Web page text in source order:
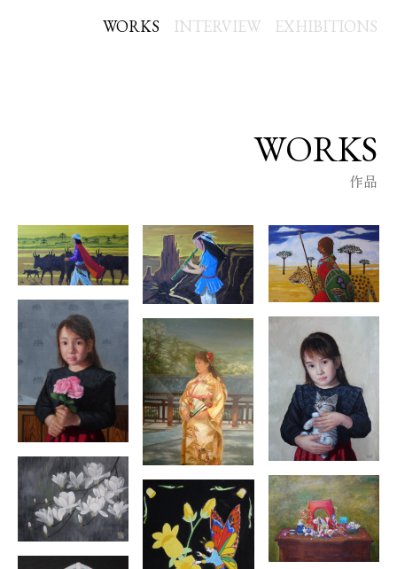
1982〜2013 panasonic研究開発勤務
2013〜2023 samsung日本研究所勤務
2003〜2007 武蔵野美術大学造形学部
油絵学科通信課程履修
2015〜生島浩主催
美術院COIN(コアン)所属
2017〜白日会所属
毎年度白日会東京展関西展に出展
2022日展東京展関西展に出展
毎年度美術院COIN展出展
他
WORKS INTERVIEW EXHIBITIONS
WORKS
作品